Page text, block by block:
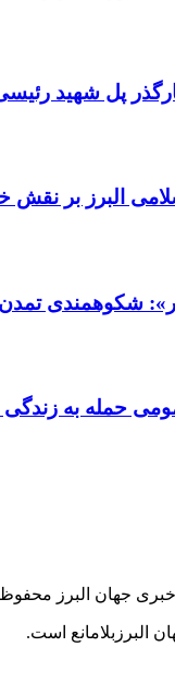
پل شهید
البرز بر
شکوهمندی
حمله به
خبری جهان البرز
البرزبلامانع است.